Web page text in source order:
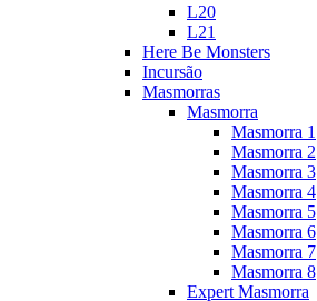
L20
L21
Here Be Monsters
Incursão
Masmorras
Masmorra
Masmorra 1
Masmorra 2
Masmorra 3
Masmorra 4
Masmorra 5
Masmorra 6
Masmorra 7
Masmorra 8
Expert Masmorra